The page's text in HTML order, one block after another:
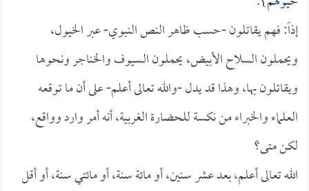
إذاً: فهم يقاتلون -حسب ظاهر النص النبوي- عبر الخيول،
ويحملون السلاح الأبيض، يحملون السيوف والخناجر ونحوها
ويقاتلون بها، وهذا قد يدل -والله تعالى أعلم- على أن ما توقعه
العلماء والخبراء من نكسة للحضارة الغربية، أنه أمر وارد وواقع،
لكن متى؟
الله تعالى أعلم، بعد عشر سنين، أو مائة سنة، أو مائتي سنة، أو أقل